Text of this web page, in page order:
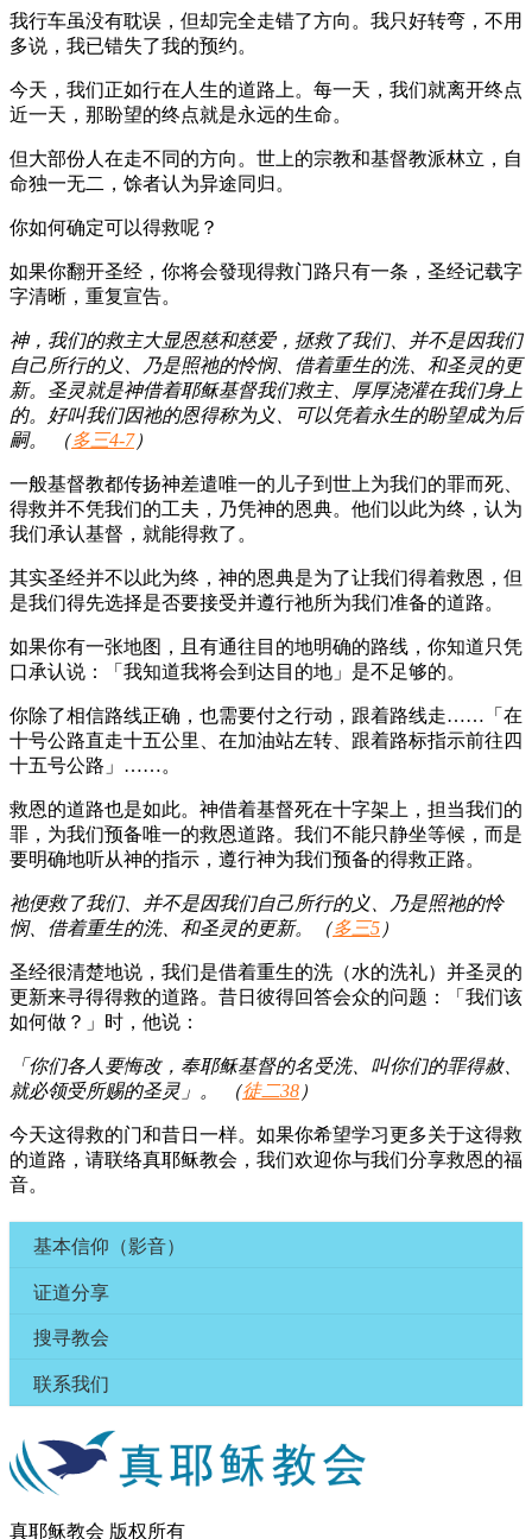
我行车虽没有耽误，但却完全走错了方向。我只好转弯，不用
多说，我已错失了我的预约。
今天，我们正如行在人生的道路上。每一天，我们就离开终点
近一天，那盼望的终点就是永远的生命。
但大部份人在走不同的方向。世上的宗教和基督教派林立，自
命独一无二，馀者认为异途同归。
你如何确定可以得救呢？
如果你翻开圣经，你将会發现得救门路只有一条，圣经记载字
字清晰，重复宣告。
神，我们的救主大显恩慈和慈爱，拯救了我们、并不是因我们
自己所行的义、乃是照祂的怜悯、借着重生的洗、和圣灵的更
新。圣灵就是神借着耶稣基督我们救主、厚厚浇灌在我们身上
的。好叫我们因祂的恩得称为义、可以凭着永生的盼望成为后
嗣。 （多三4-7）
一般基督教都传扬神差遣唯一的儿子到世上为我们的罪而死、
得救并不凭我们的工夫，乃凭神的恩典。他们以此为终，认为
我们承认基督，就能得救了。
其实圣经并不以此为终，神的恩典是为了让我们得着救恩，但
是我们得先选择是否要接受并遵行祂所为我们准备的道路。
如果你有一张地图，且有通往目的地明确的路线，你知道只凭
口承认说：「我知道我将会到达目的地」是不足够的。
你除了相信路线正确，也需要付之行动，跟着路线走……「在
十号公路直走十五公里、在加油站左转、跟着路标指示前往四
十五号公路」……。
救恩的道路也是如此。神借着基督死在十字架上，担当我们的
罪，为我们预备唯一的救恩道路。我们不能只静坐等候，而是
要明确地听从神的指示，遵行神为我们预备的得救正路。
祂便救了我们、并不是因我们自己所行的义、乃是照祂的怜
悯、借着重生的洗、和圣灵的更新。（多三5 ）
圣经很清楚地说，我们是借着重生的洗（水的洗礼）并圣灵的
更新来寻得得救的道路。昔日彼得回答会众的问题：「我们该
如何做？」时，他说：
「你们各人要悔改，奉耶稣基督的名受洗、叫你们的罪得赦、
就必领受所赐的圣灵」。 （徒二38 ）
今天这得救的门和昔日一样。如果你希望学习更多关于这得救
的道路，请联络真耶稣教会，我们欢迎你与我们分享救恩的福
音。
基本信仰（影音）
证道分享
搜寻教会
联系我们
真耶稣教会 版权所有